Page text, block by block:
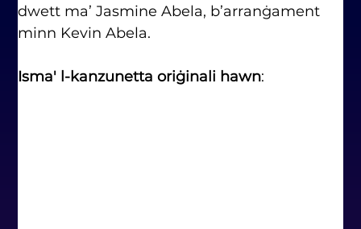
dwett ma’ Jasmine Abela, b’arranġament
minn Kevin Abela.
Isma' l-kanzunetta oriġinali hawn: